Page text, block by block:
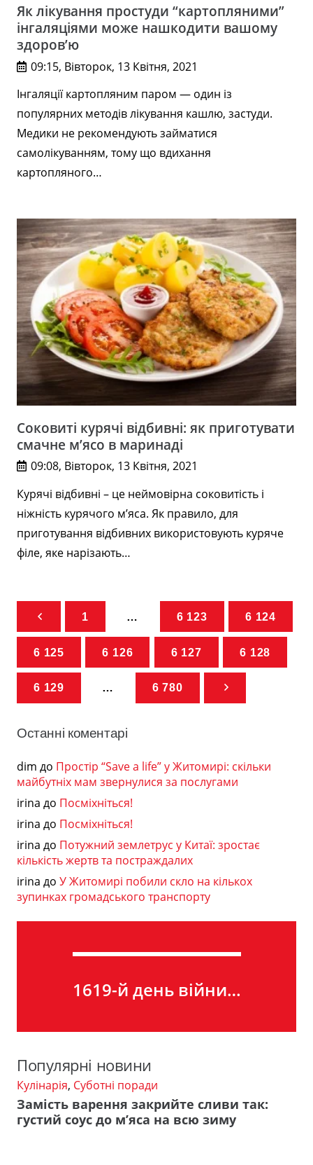
Як лікування простуди “картопляними”
інгаляціями може нашкодити вашому
здоров’ю
09:15, Вівторок, 13 Квітня, 2021
Інгаляції картопляним паром — один із
популярних методів лікування кашлю, застуди.
Медики не рекомендують займатися
самолікуванням, тому що вдихання
картопляного…
Соковиті курячі відбивні: як приготувати
смачне м’ясо в маринаді
09:08, Вівторок, 13 Квітня, 2021
Курячі відбивні – це неймовірна соковитість і
ніжність курячого м’яса. Як правило, для
приготування відбивних використовують куряче
філе, яке нарізають…
1 … 6 123 6 124
6 125 6 126 6 127 6 128
6 129 … 6 780
Останні коментарі
dim до Простір “Save a life” у Житомирі: скільки
майбутніх мам звернулися за послугами
irina до Посміхніться!
irina до Посміхніться!
irina до Потужний землетрус у Китаї: зростає
кількість жертв та постраждалих
irina до У Житомирі побили скло на кількох
зупинках громадського транспорту
1619-й день війни…
Популярні новини
Кулінарія, Суботні поради
Замість варення закрийте сливи так:
густий соус до м’яса на всю зиму